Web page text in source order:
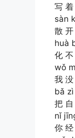
写
sàn
散
huà
化
wǒ
我
bǎ
把
nǐ
你